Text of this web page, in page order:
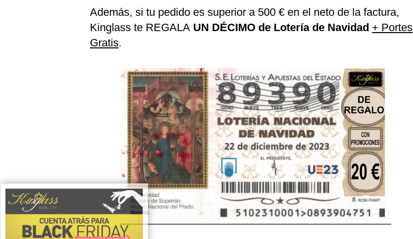
Además, si tu pedido es superior a 500 € en el neto de la factura,
Kinglass te REGALA UN DÉCIMO de Lotería de Navidad + Portes
Gratis.